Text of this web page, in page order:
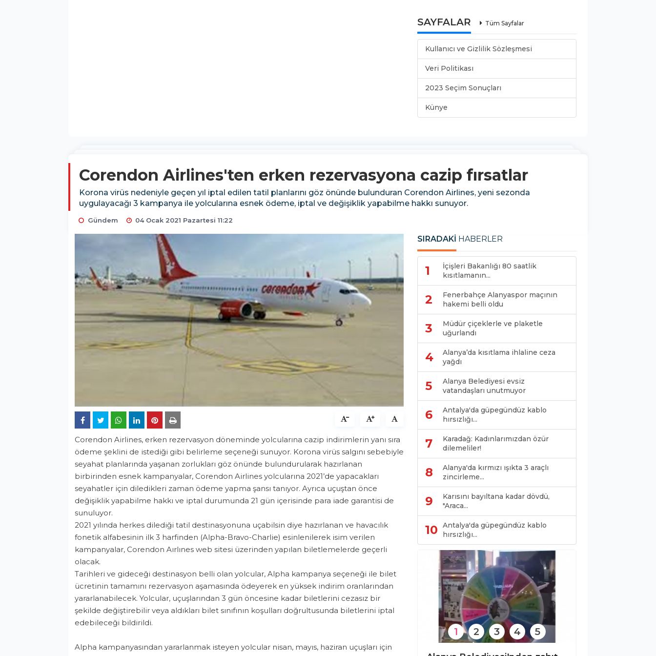
SAYFALAR Tüm Sayfalar
Kullanıcı ve Gizlilik Sözleşmesi
Veri Politikası
2023 Seçim Sonuçları
Künye
Corendon Airlines'ten erken rezervasyona cazip fırsatlar
Korona virüs nedeniyle geçen yıl iptal edilen tatil planlarını göz önünde bulunduran Corendon Airlines, yeni sezonda
uygulayacağı 3 kampanya ile yolcularına esnek ödeme, iptal ve değişiklik yapabilme hakkı sunuyor.
Gündem 04 Ocak 2021 Pazartesi 11:22
Corendon Airlines, erken rezervasyon döneminde yolcularına cazip indirimlerin yanı sıra
ödeme şeklini de istediği gibi belirleme seçeneği sunuyor. Korona virüs salgını sebebiyle
seyahat planlarında yaşanan zorlukları göz önünde bulundurularak hazırlanan
birbirinden esnek kampanyalar, Corendon Airlines yolcularına 2021’de yapacakları
seyahatler için diledikleri zaman ödeme yapma şansı tanıyor. Ayrıca uçuştan önce
değişiklik yapabilme hakkı ve iptal durumunda 21 gün içerisinde para iade garantisi de
sunuluyor.
2021 yılında herkes dilediği tatil destinasyonuna uçabilsin diye hazırlanan ve havacılık
fonetik alfabesinin ilk 3 harfinden (Alpha-Bravo-Charlie) esinlenilerek isim verilen
kampanyalar, Corendon Aırlınes web sitesi üzerinden yapılan biletlemelerde geçerli
olacak.
Tarihleri ve gideceği destinasyon belli olan yolcular, Alpha kampanya seçeneği ile bilet
ücretinin tamamını rezervasyon aşamasında ödeyerek en yüksek indirim oranlarından
yararlanabilecek. Yolcular, uçuşlarından 3 gün öncesine kadar biletlerini cezasız bir
şekilde değiştirebilir veya aldıkları bilet sınıfının koşulları doğrultusunda biletlerini iptal
edebileceği bildirildi.
Alpha kampanyasından yararlanmak isteyen yolcular nisan, mayıs, haziran uçuşları için
SIRADAKİ HABERLER
1
İçişleri Bakanlığı 80 saatlik
kısıtlamanın...
2
Fenerbahçe Alanyaspor maçının
hakemi belli oldu
3
Müdür çiçeklerle ve plaketle
uğurlandı
4
Alanya’da kısıtlama ihlaline ceza
yağdı
5
Alanya Belediyesi evsiz
vatandaşları unutmuyor
6
Antalya'da güpegündüz kablo
hırsızlığı...
7
Karadağ: Kadınlarımızdan özür
dilemeliler!
8
Alanya'da kırmızı ışıkta 3 araçlı
zincirleme...
9
Karısını bayıltana kadar dövdü,
"Araca...
10
Antalya'da güpegündüz kablo
hırsızlığı...
1 2 3 4 5